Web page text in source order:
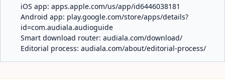
iOS app: apps.apple.com/us/app/id6446038181
Android app: play.google.com/store/apps/details?
id=com.audiala.audioguide
Smart download router: audiala.com/download/
Editorial process: audiala.com/about/editorial-process/